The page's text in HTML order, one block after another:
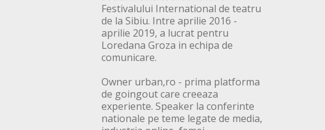
Festivalului International de teatru
de la Sibiu. Intre aprilie 2016 -
aprilie 2019, a lucrat pentru
Loredana Groza in echipa de
comunicare.
Owner urban,ro - prima platforma
de goingout care creeaza
experiente. Speaker la conferinte
nationale pe teme legate de media,